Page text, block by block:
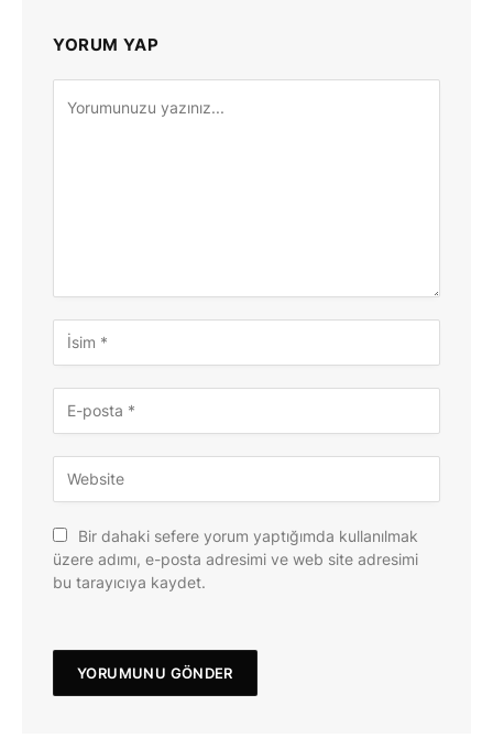
YORUM YAP
Bir dahaki sefere yorum yaptığımda kullanılmak
üzere adımı, e-posta adresimi ve web site adresimi
bu tarayıcıya kaydet.